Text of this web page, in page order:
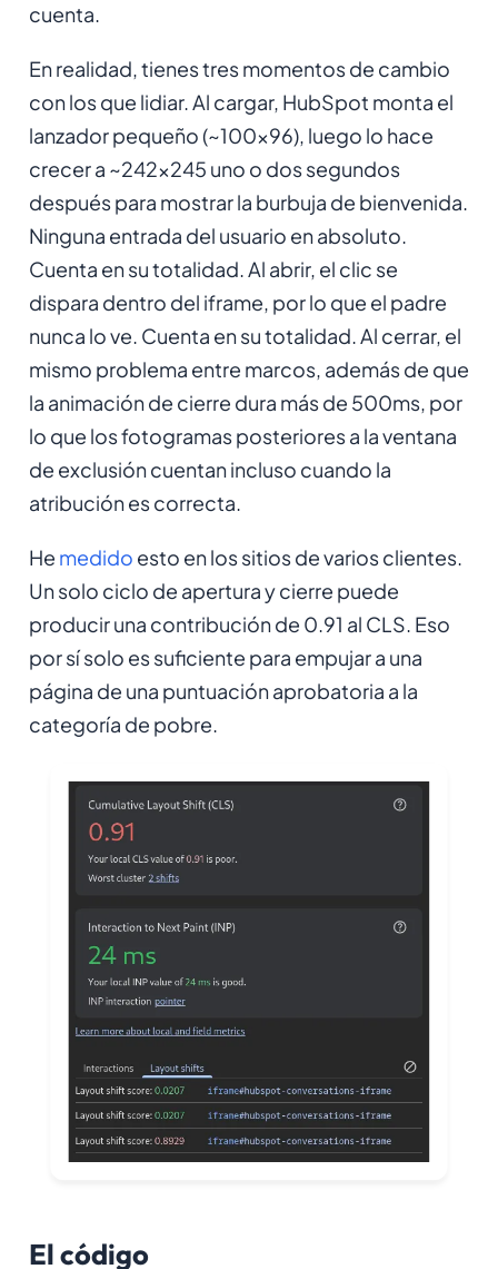
cuenta.
En realidad, tienes tres momentos de cambio
con los que lidiar. Al cargar, HubSpot monta el
lanzador pequeño (~100x96), luego lo hace
crecer a ~242x245 uno o dos segundos
después para mostrar la burbuja de bienvenida.
Ninguna entrada del usuario en absoluto.
Cuenta en su totalidad. Al abrir, el clic se
dispara dentro del iframe, por lo que el padre
nunca lo ve. Cuenta en su totalidad. Al cerrar, el
mismo problema entre marcos, además de que
la animación de cierre dura más de 500ms, por
lo que los fotogramas posteriores a la ventana
de exclusión cuentan incluso cuando la
atribución es correcta.
He medido esto en los sitios de varios clientes.
Un solo ciclo de apertura y cierre puede
producir una contribución de 0.91 al CLS. Eso
por sí solo es suficiente para empujar a una
página de una puntuación aprobatoria a la
categoría de pobre.
El código